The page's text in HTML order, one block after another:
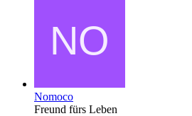
Nomoco
Freund fürs Leben